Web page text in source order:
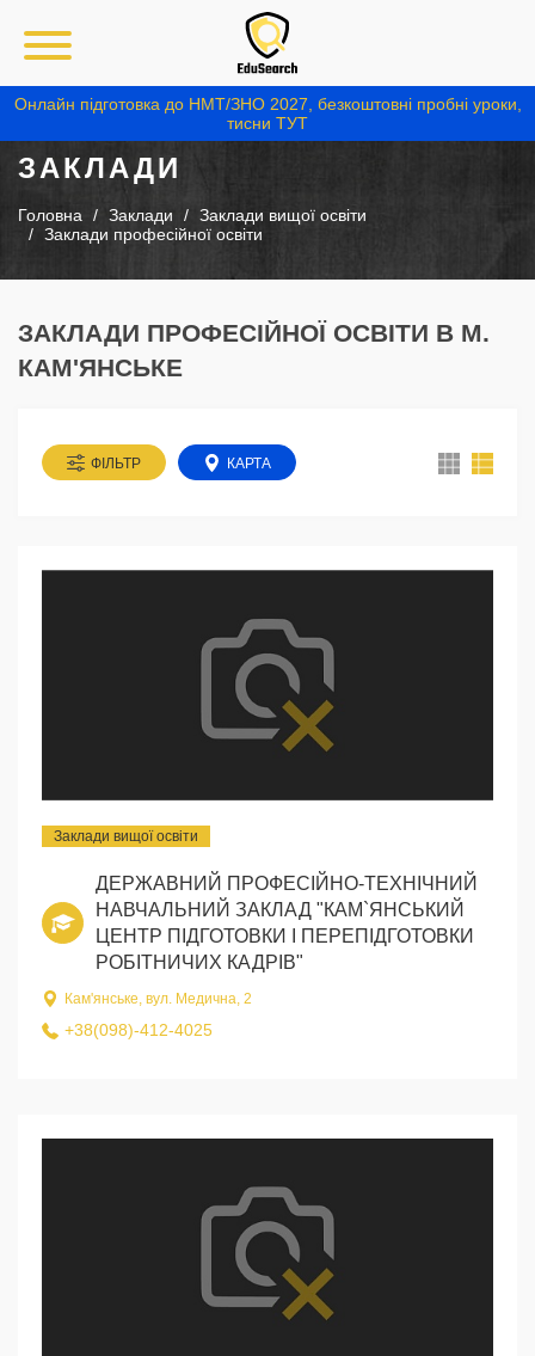
Онлайн підготовка до НМТ/ЗНО 2027, безкоштовні пробні уроки,
тисни ТУТ
ЗАКЛАДИ
Головна Заклади
Заклади вищої освіти
Заклади професійної освіти
ЗАКЛАДИ ПРОФЕСІЙНОЇ ОСВІТИ В М.
КАМ'ЯНСЬКЕ
ФІЛЬТР КАРТА
Заклади вищої освіти
ДЕРЖАВНИЙ ПРОФЕСІЙНО-ТЕХНІЧНИЙ
НАВЧАЛЬНИЙ ЗАКЛАД "КАМ`ЯНСЬКИЙ
ЦЕНТР ПІДГОТОВКИ І ПЕРЕПІДГОТОВКИ
РОБІТНИЧИХ КАДРІВ"
Кам'янське, вул. Медична, 2
+38(098)-412-4025